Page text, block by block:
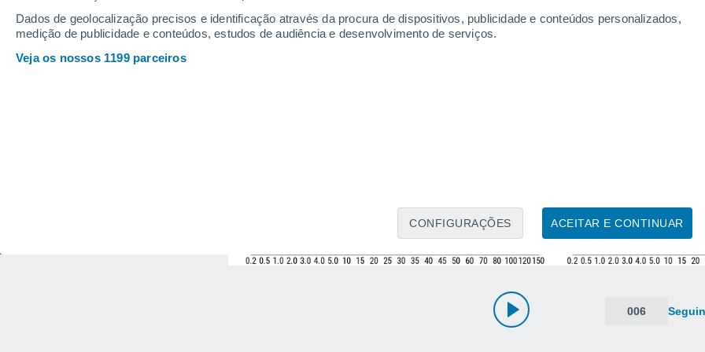
Dados de geolocalização precisos e identificação através da procura de dispositivos, publicidade e conteúdos personalizados,
medição de publicidade e conteúdos, estudos de audiência e desenvolvimento de serviços.
Veja os nossos 1199 parceiros
ACEITAR E CONTINUAR
CONFIGURAÇÕES
006